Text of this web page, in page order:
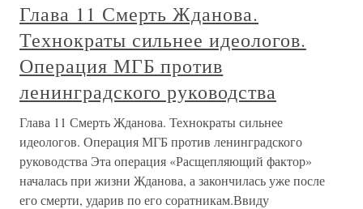
Глава 11 Смерть Жданова.
Технократы сильнее идеологов.
Операция МГБ против
ленинградского руководства
Глава 11 Смерть Жданова. Технократы сильнее
идеологов. Операция МГБ против ленинградского
руководства Эта операция «Расщепляющий фактор»
началась при жизни Жданова, а закончилась уже после
его смерти, ударив по его соратникам.Ввиду